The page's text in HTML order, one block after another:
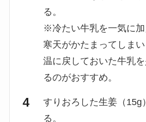
る。
※冷たい牛乳を一気に加
寒天がかたまってしま
温に戻しておいた牛乳を
るのがおすすめ。
すりおろした生姜（15g
る。